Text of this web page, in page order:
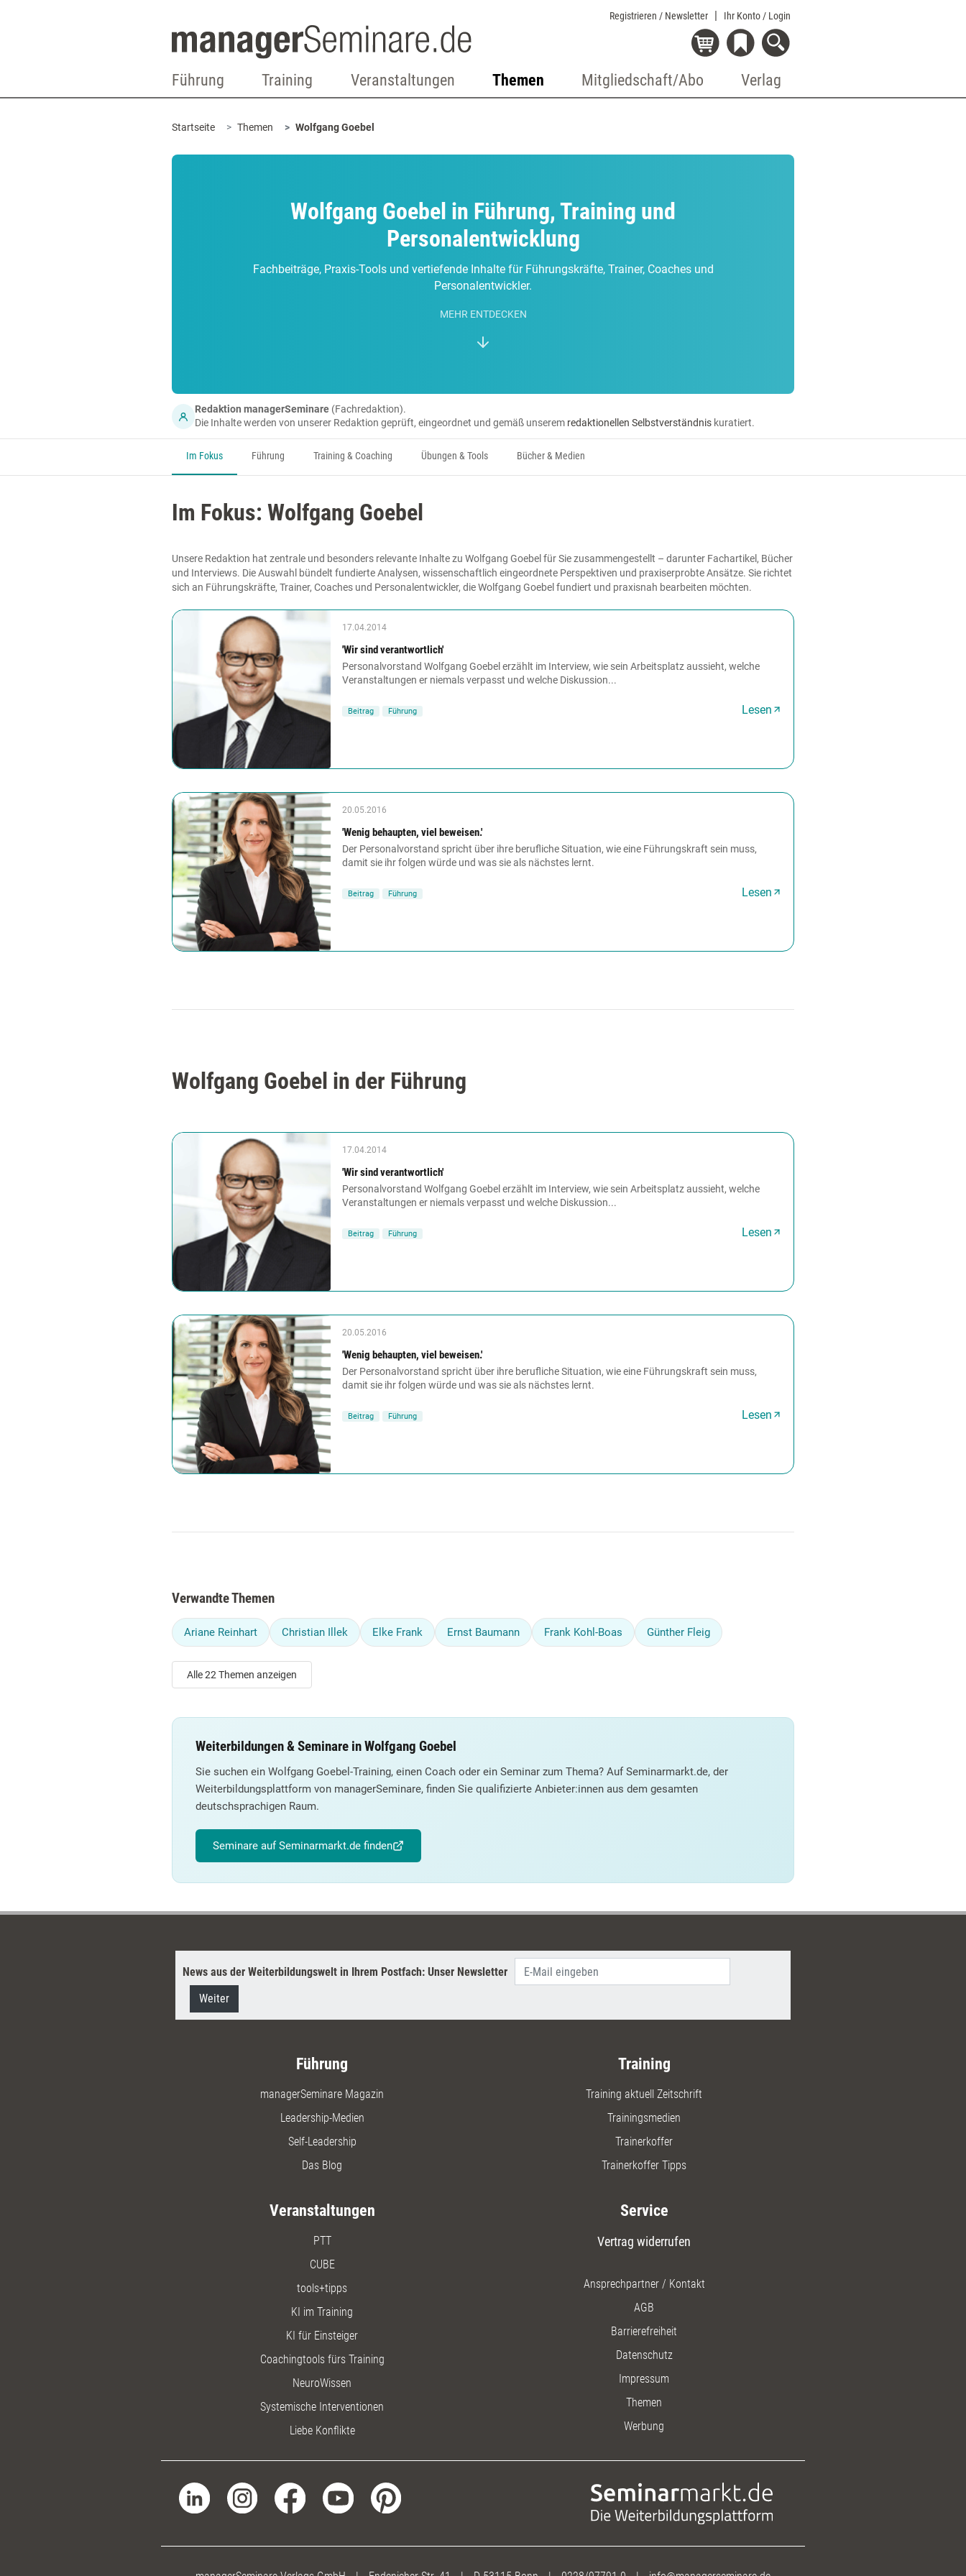
Registrieren / Newsletter Ihr Konto / Login
Führung Training Veranstaltungen Themen Mitgliedschaft/Abo Verlag
Startseite Themen Wolfgang Goebel
Wolfgang Goebel in Führung, Training und
Personalentwicklung
Fachbeiträge, Praxis-Tools und vertiefende Inhalte für Führungskräfte, Trainer, Coaches und
Personalentwickler.
MEHR ENTDECKEN
Redaktion managerSeminare (Fachredaktion).
Die Inhalte werden von unserer Redaktion geprüft, eingeordnet und gemäß unserem redaktionellen Selbstverständnis kuratiert.
Im Fokus Führung Training & Coaching Übungen & Tools Bücher & Medien
Im Fokus: Wolfgang Goebel
Unsere Redaktion hat zentrale und besonders relevante Inhalte zu Wolfgang Goebel für Sie zusammengestellt – darunter Fachartikel, Bücher
und Interviews. Die Auswahl bündelt fundierte Analysen, wissenschaftlich eingeordnete Perspektiven und praxiserprobte Ansätze. Sie richtet
sich an Führungskräfte, Trainer, Coaches und Personalentwickler, die Wolfgang Goebel fundiert und praxisnah bearbeiten möchten.
17.04.2014
'Wir sind verantwortlich'
Personalvorstand Wolfgang Goebel erzählt im Interview, wie sein Arbeitsplatz aussieht, welche
Veranstaltungen er niemals verpasst und welche Diskussion...
Beitrag Führung Lesen
20.05.2016
'Wenig behaupten, viel beweisen.'
Der Personalvorstand spricht über ihre berufliche Situation, wie eine Führungskraft sein muss,
damit sie ihr folgen würde und was sie als nächstes lernt.
Beitrag Führung Lesen
Wolfgang Goebel in der Führung
17.04.2014
'Wir sind verantwortlich'
Personalvorstand Wolfgang Goebel erzählt im Interview, wie sein Arbeitsplatz aussieht, welche
Veranstaltungen er niemals verpasst und welche Diskussion...
Beitrag Führung Lesen
20.05.2016
'Wenig behaupten, viel beweisen.'
Der Personalvorstand spricht über ihre berufliche Situation, wie eine Führungskraft sein muss,
damit sie ihr folgen würde und was sie als nächstes lernt.
Beitrag Führung Lesen
Verwandte Themen
Ariane Reinhart Christian Illek Elke Frank Ernst Baumann Frank Kohl-Boas Günther Fleig
Alle 22 Themen anzeigen
Weiterbildungen & Seminare in Wolfgang Goebel
Sie suchen ein Wolfgang Goebel-Training, einen Coach oder ein Seminar zum Thema? Auf Seminarmarkt.de, der
Weiterbildungsplattform von managerSeminare, finden Sie qualifizierte Anbieter:innen aus dem gesamten
deutschsprachigen Raum.
Seminare auf Seminarmarkt.de finden
News aus der Weiterbildungswelt in Ihrem Postfach: Unser Newsletter
Weiter
Führung
managerSeminare Magazin
Leadership-Medien
Self-Leadership
Das Blog
Training
Training aktuell Zeitschrift
Trainingsmedien
Trainerkoffer
Trainerkoffer Tipps
Veranstaltungen
PTT
CUBE
tools+tipps
KI im Training
KI für Einsteiger
Coachingtools fürs Training
NeuroWissen
Systemische Interventionen
Liebe Konflikte
Service
Vertrag widerrufen
Ansprechpartner / Kontakt
AGB
Barrierefreiheit
Datenschutz
Impressum
Themen
Werbung